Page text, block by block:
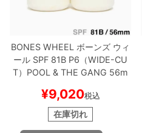
BONES WHEEL ボーンズ ウィ
ール SPF 81B P6（WIDE-CU
T） POOL & THE GANG 56m
¥9,020税込
在庫切れ